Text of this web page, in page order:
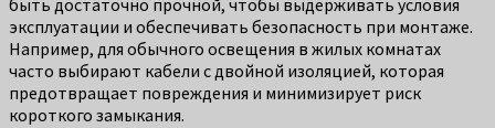
быть достаточно прочной, чтобы выдерживать условия
эксплуатации и обеспечивать безопасность при монтаже.
Например, для обычного освещения в жилых комнатах
часто выбирают кабели с двойной изоляцией, которая
предотвращает повреждения и минимизирует риск
короткого замыкания.